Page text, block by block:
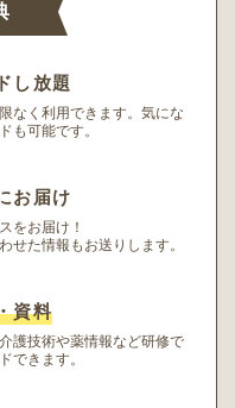
し放題
なく利用できます。 気にな
も可能です。
お届け
をお届け！
せた情報もお送りします。
資料
護技術や薬情報など研修で
できます。